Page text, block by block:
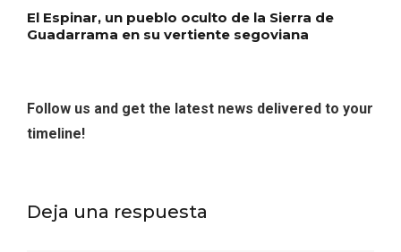
El Espinar, un pueblo oculto de la Sierra de
Guadarrama en su vertiente segoviana
Follow us and get the latest news delivered to your
timeline!
Deja una respuesta